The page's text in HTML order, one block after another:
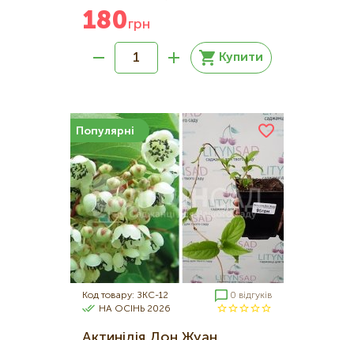
180грн
Купити
Популярні
Код товару: ЗКС-12
0 відгуків
НА ОСІНЬ 2026